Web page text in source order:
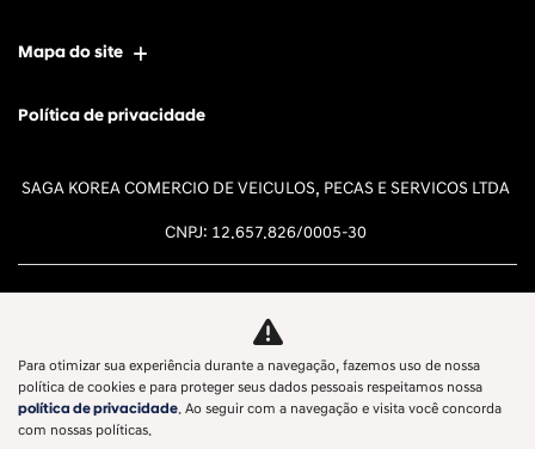
Mapa do site
Política de privacidade
SAGA KOREA COMERCIO DE VEICULOS, PECAS E SERVICOS LTDA
CNPJ: 12.657.826/0005-30
Desacelere. Seu bem maior é a
vida.
Para otimizar sua experiência durante a navegação, fazemos uso de nossa
política de cookies e para proteger seus dados pessoais respeitamos nossa
política de privacidade. Ao seguir com a navegação e visita você concorda
com nossas políticas.